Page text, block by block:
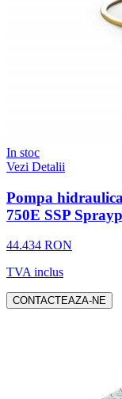
In stoc
Vezi Detalii
Pompa
750E SSP
44.434 RON
TVA inclus
CONTACTEAZA-NE